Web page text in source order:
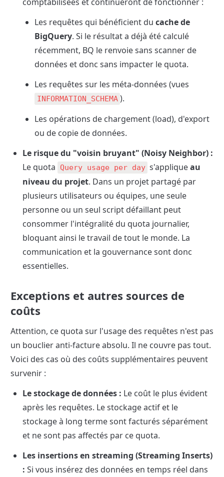
Les requêtes qui bénéficient du cache de
BigQuery. Si le résultat a déjà été calculé
récemment, BQ le renvoie sans scanner de
données et donc sans impacter le quota.
INFORMATION_SCHEMA ).
Les opérations de chargement (load), d'export
ou de copie de données.
Le risque du "voisin bruyant" (Noisy Neighbor) :
Le quota
Query usage per day s'applique au
niveau du projet. Dans un projet partagé par
plusieurs utilisateurs ou équipes, une seule
personne ou un seul script défaillant peut
consommer l'intégralité du quota journalier,
bloquant ainsi le travail de tout le monde. La
communication et la gouvernance sont donc
essentielles.
Exceptions et autres sources de
coûts
Attention, ce quota sur l'usage des requêtes n'est pas
un bouclier anti-facture absolu. Il ne couvre pas tout.
Voici des cas où des coûts supplémentaires peuvent
survenir :
Le stockage de données : Le coût le plus évident
après les requêtes. Le stockage actif et le
stockage à long terme sont facturés séparément
et ne sont pas affectés par ce quota.
Les insertions en streaming (Streaming Inserts)
: Si vous insérez des données en temps réel dans